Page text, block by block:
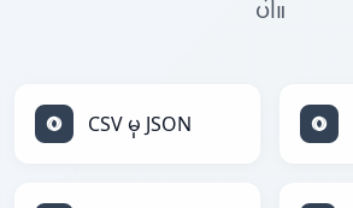
ပါ။
CSV မှ JSON